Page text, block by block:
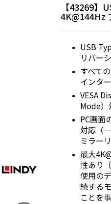
【43269
4K@144Hz
USB
リバー
すべて
インタ
VESA
Mode）
PC画面
対応（
ミラー
最大
性あり
使用の
続する
ことを